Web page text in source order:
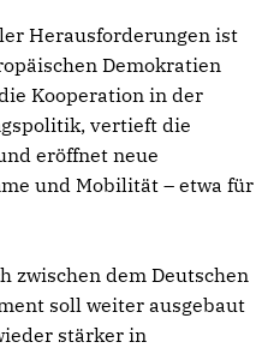
Herausforderungen ist
Demokratien
Kooperation in der
vertieft die
eröffnet neue
und Mobilität – etwa für
zwischen dem Deutschen
soll weiter ausgebaut
stärker in